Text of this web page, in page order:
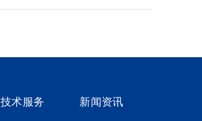
技术服务 新闻资讯